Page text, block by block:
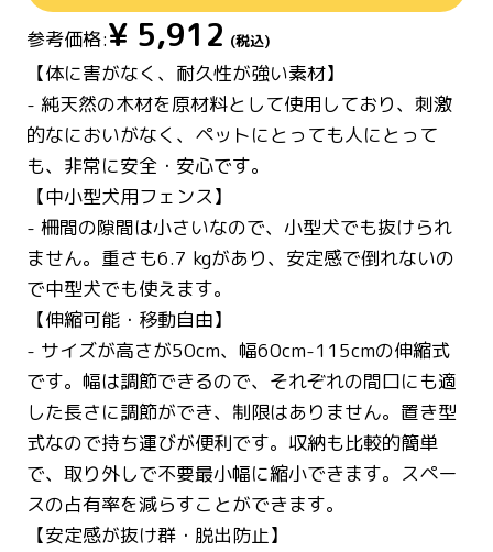
参考価格:¥ 5,912 (税込)
【体に害がなく、耐久性が強い素材】
- 純天然の木材を原材料として使用しており、刺激
的なにおいがなく、ペットにとっても人にとって
も、非常に安全・安心です。
【中小型犬用フェンス】
- 柵間の隙間は小さいなので、小型犬でも抜けられ
ません。重さも6.7 kgがあり、安定感で倒れないの
で中型犬でも使えます。
【伸縮可能・移動自由】
- サイズが高さが50cm、幅60cm-115cmの伸縮式
です。幅は調節できるので、それぞれの間口にも適
した長さに調節ができ、制限はありません。置き型
式なので持ち運びが便利です。収納も比較的簡単
で、取り外しで不要最小幅に縮小できます。スペー
スの占有率を減らすことができます。
【安定感が抜け群・脱出防止】